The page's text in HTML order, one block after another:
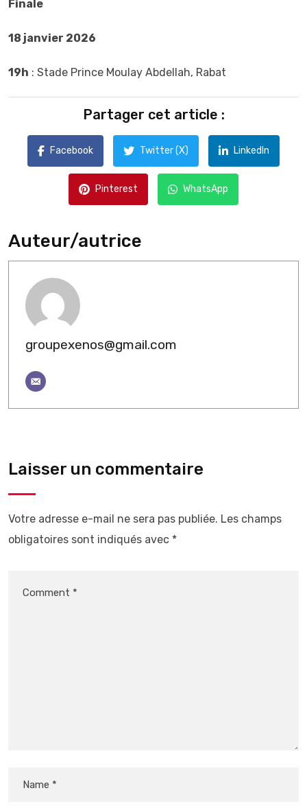
Finale
18 janvier 2026
19h : Stade Prince Moulay Abdellah, Rabat
Partager cet article :
Facebook Twitter (X) LinkedIn
Pinterest WhatsApp
Auteur/autrice
groupexenos@gmail.com
Laisser un commentaire
Votre adresse e-mail ne sera pas publiée. Les champs
obligatoires sont indiqués avec *